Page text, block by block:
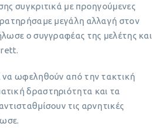
συγκριτικά με προηγούμενες
μεγάλη αλλαγή στον
ο συγγραφέας της μελέτης και
να ωφεληθούν από την τακτική
δραστηριότητα και τα
τις αρνητικές